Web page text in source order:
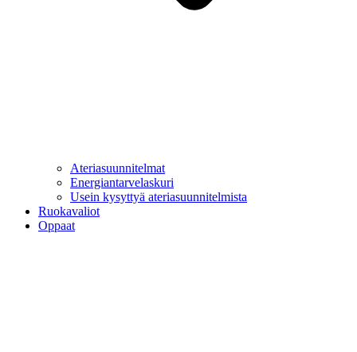
Ateriasuunnitelmat
Energiantarvelaskuri
Usein kysyttyä ateriasuunnitelmista
Ruokavaliot
Oppaat